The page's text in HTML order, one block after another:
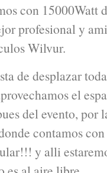
con 15000Watt
profesional y
Wilvur.
de desplazar
el
del evento, por
contamos
y alli